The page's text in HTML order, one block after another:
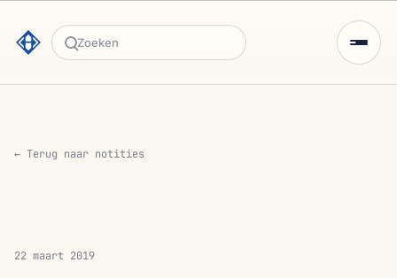
Zoeken
← Terug naar notities
22 maart 2019